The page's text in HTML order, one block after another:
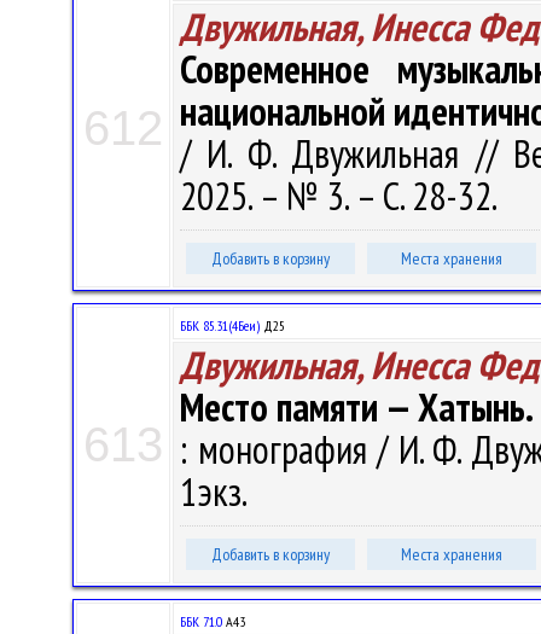
612
Двужильная, Инесса
Современное
национальной
/ И. Ф. Двужильная //
2025. – № 3. – С. 28-32.
Добавить в корзину Места хранения
613
ББК 85.31(4Беи) Д25
Двужильная, Инесса
Место памяти —
: монография / И. Ф.
1экз.
Добавить в корзину Места хранения
ББК 71.0 А43